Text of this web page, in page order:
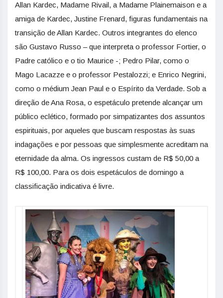
Allan Kardec, Madame Rivail, a Madame Plainemaison e a
amiga de Kardec, Justine Frenard, figuras fundamentais na
transição de Allan Kardec. Outros integrantes do elenco
são Gustavo Russo – que interpreta o professor Fortier, o
Padre católico e o tio Maurice -; Pedro Pilar, como o
Mago Lacazze e o professor Pestalozzi; e Enrico Negrini,
como o médium Jean Paul e o Espírito da Verdade. Sob a
direção de Ana Rosa, o espetáculo pretende alcançar um
público eclético, formado por simpatizantes dos assuntos
espirituais, por aqueles que buscam respostas às suas
indagações e por pessoas que simplesmente acreditam na
eternidade da alma. Os ingressos custam de R$ 50,00 a
R$ 100,00. Para os dois espetáculos de domingo a
classificação indicativa é livre.